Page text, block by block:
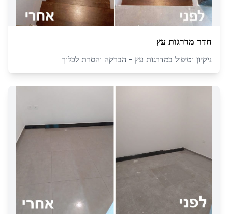
חדר מדרגות עץ
ניקיון וטיפול במדרגות עץ - הברקה והסרת לכלוך